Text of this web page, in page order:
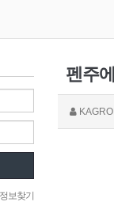
펜주
정보찾기